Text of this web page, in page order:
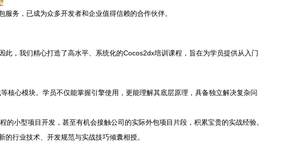
务，已成为众多开发者和企业值得信赖的合作伙伴。
，我们精心打造了高水平、系统化的Cocos2dx培训课程，旨在为学员提供从入门
核心模块。学员不仅能掌握引擎使用，更能理解其底层原理，具备独立解决复杂问
的小型项目开发，甚至有机会接触公司的实际外包项目片段，积累宝贵的实战经验。
行业技术、开发规范与实战技巧倾囊相授。